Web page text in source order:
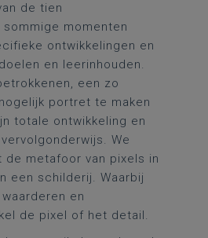
de tien
momenten
ontwikkelingen en
en leerinhouden.
een zo
portret te maken
totale ontwikkeling en
We
metafoor van pixels in
een schilderij. Waarbij
en
de pixel of het detail.